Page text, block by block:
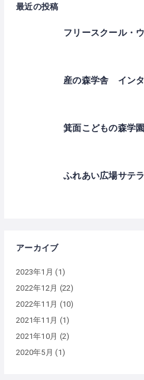
最近の投稿
フリースクール・
産の森学舎 イン
箕面こどもの森学
ふれあい広場サテ
アーカイブ
2023年1月 (1)
2022年12月 (22)
2022年11月 (10)
2021年11月 (1)
2021年10月 (2)
2020年5月 (1)